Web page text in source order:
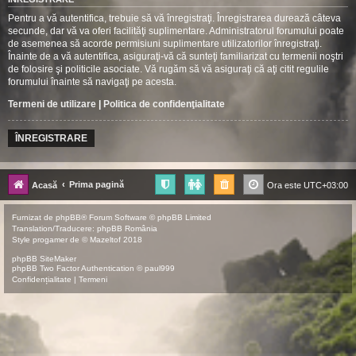
Pentru a vă autentifica, trebuie să vă înregistraţi. Înregistrarea durează câteva
secunde, dar vă va oferi facilităţi suplimentare. Administratorul forumului poate
de asemenea să acorde permisiuni suplimentare utilizatorilor înregistraţi.
Înainte de a vă autentifica, asiguraţi-vă că sunteţi familiarizat cu termenii noştri
de folosire şi politicile asociate. Vă rugăm să vă asiguraţi că aţi citit regulile
forumului înainte să navigaţi pe acesta.
Termeni de utilizare | Politica de confidenţialitate
ÎNREGISTRARE
Acasă Prima pagină Ora este UTC+03:00
Furnizat de phpBB® Forum Software © phpBB Limited
Translation/Traducere: phpBB România
Style progamer de © Mazeltof 2018
phpBB SiteMaker
phpBB Two Factor Authentication © paul999
Confidențialitate | Termeni